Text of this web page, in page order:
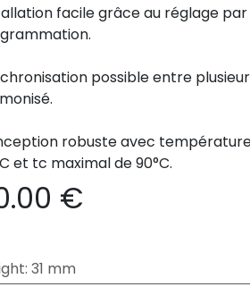
facile grâce au réglage
possible entre
robuste avec
et tc maximal de 90°C.
€
: 31 mm